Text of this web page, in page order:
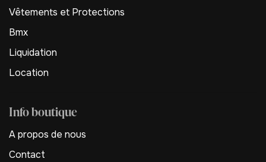
Vêtements et Protections
Bmx
Liquidation
Location
Info boutique
A propos de nous
Contact